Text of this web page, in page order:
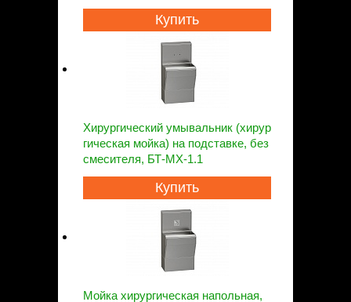
Купить
Хирургический умывальник (хирур
гическая мойка) на подставке, без
смесителя, БТ-МХ-1.1
Купить
Мойка хирургическая напольная,